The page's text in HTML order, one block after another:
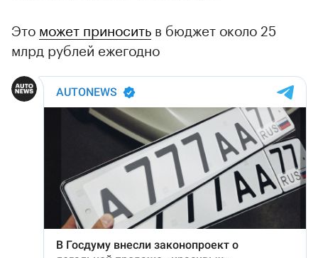
Это может приносить в бюджет около 25
млрд рублей ежегодно